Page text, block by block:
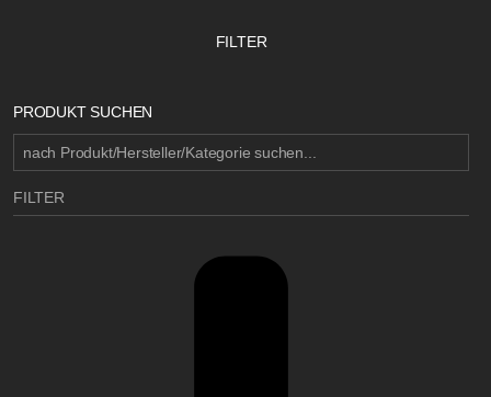
FILTER
PRODUKT SUCHEN
FILTER